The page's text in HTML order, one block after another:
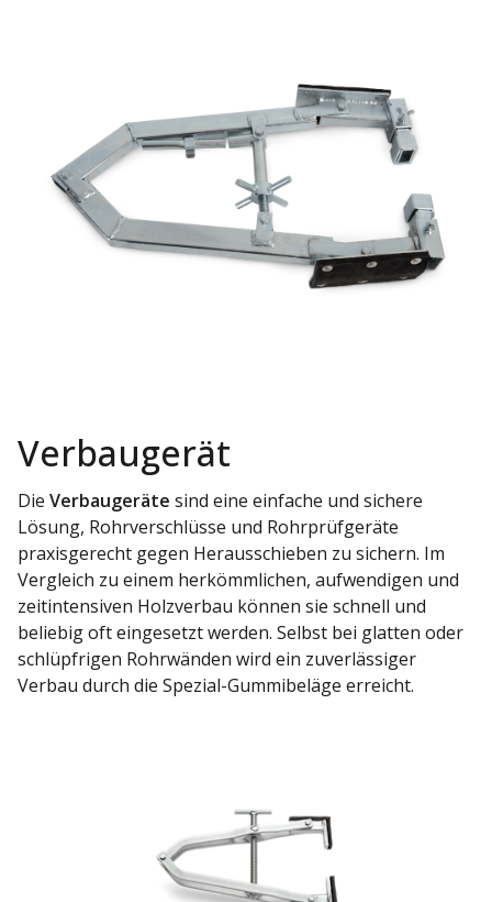
Verbaugerät
Die Verbaugeräte sind eine einfache und sichere
Lösung, Rohrverschlüsse und Rohrprüfgeräte
praxisgerecht gegen Herausschieben zu sichern. Im
Vergleich zu einem herkömmlichen, aufwendigen und
zeitintensiven Holzverbau können sie schnell und
beliebig oft eingesetzt werden. Selbst bei glatten oder
schlüpfrigen Rohrwänden wird ein zuverlässiger
Verbau durch die Spezial-Gummibeläge erreicht.